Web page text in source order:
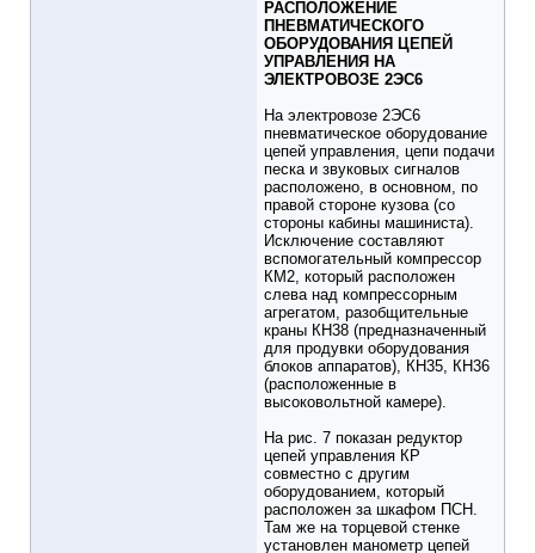
РАСПОЛОЖЕНИЕ
ПНЕВМАТИЧЕСКОГО
ОБОРУДОВАНИЯ ЦЕПЕЙ
УПРАВЛЕНИЯ НА
ЭЛЕКТРОВОЗЕ 2ЭС6
На электровозе 2ЭС6
пневматическое оборудование
цепей управления, цепи подачи
песка и звуковых сигналов
расположено, в основном, по
правой стороне кузова (со
стороны кабины машиниста).
Исключение составляют
вспомогательный компрессор
КМ2, который расположен
слева над компрессорным
агрегатом, разобщительные
краны КН38 (предназначенный
для продувки оборудования
блоков аппаратов), КН35, КН36
(расположенные в
высоковольтной камере).
На рис. 7 показан редуктор
цепей управления КР
совместно с другим
оборудованием, который
расположен за шкафом ПСН.
Там же на торцевой стенке
установлен манометр цепей